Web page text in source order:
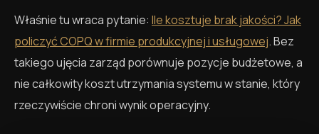
Właśnie tu wraca pytanie: Ile kosztuje brak jakości? Jak
policzyć COPQ w firmie produkcyjnej i usługowej. Bez
takiego ujęcia zarząd porównuje pozycje budżetowe, a
nie całkowity koszt utrzymania systemu w stanie, który
rzeczywiście chroni wynik operacyjny.